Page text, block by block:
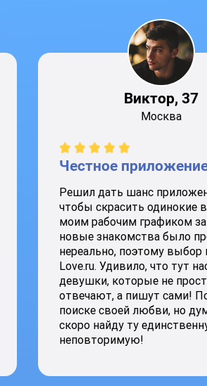
Виктор, 37
Москва
Честное
Решил дать шанс
чтобы скрасить одинокие
моим рабочим графиком
новые знакомства было
нереально, поэтому выбор
Love.ru. Удивило, что тут
девушки, которые не
отвечают, а пишут сами!
поиске своей любви, но
скоро найду ту
неповторимую!